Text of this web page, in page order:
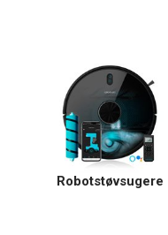
Robotstøvsugere